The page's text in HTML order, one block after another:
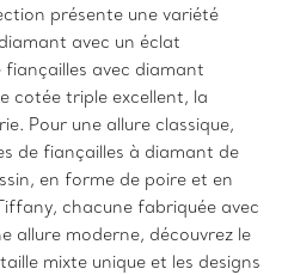
présente une variété
avec un éclat
fiançailles avec diamant
cotée triple excellent, la
Pour une allure classique,
de fiançailles à diamant de
en forme de poire et en
chacune fabriquée avec
allure moderne, découvrez le
mixte unique et les designs